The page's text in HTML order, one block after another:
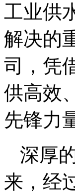
工业供
解决的
司，凭
供高效
先锋力
深厚
来，经